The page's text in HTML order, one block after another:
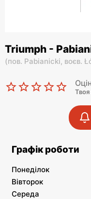
Triumph -
(пов. Pabianicki, воєв.
Твоя
Графік роботи
Понеділок
Вівторок
Середа